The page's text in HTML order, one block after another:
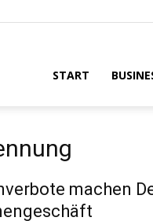
START
machen